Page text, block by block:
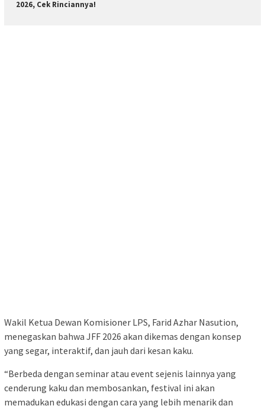
2026, Cek Rinciannya!
Wakil Ketua Dewan Komisioner LPS, Farid Azhar Nasution,
menegaskan bahwa JFF 2026 akan dikemas dengan konsep
yang segar, interaktif, dan jauh dari kesan kaku.
“Berbeda dengan seminar atau event sejenis lainnya yang
cenderung kaku dan membosankan, festival ini akan
memadukan edukasi dengan cara yang lebih menarik dan